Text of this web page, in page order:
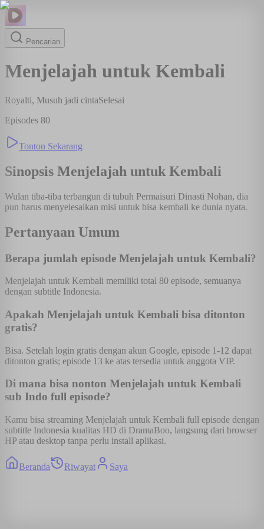
Pencarian
Menjelajah untuk Kembali
Royalti, Musuh jadi cintaSelesai
Episodes 80
Tonton Sekarang
Sinopsis Menjelajah untuk Kembali
Wulan tiba-tiba terbangun di tubuh Permaisuri Dinasti Nohan, dia
pun harus menyelesaikan misi untuk bisa kembali ke dunia nyata.
Pertanyaan Umum
Berapa jumlah episode Menjelajah untuk Kembali?
Menjelajah untuk Kembali memiliki total 80 episode, semuanya
dengan subtitle Indonesia.
Apakah Menjelajah untuk Kembali bisa ditonton
gratis?
Bisa. Setelah login gratis dengan akun Google, episode 1-12 dapat
ditonton gratis; episode 13 ke atas tersedia untuk anggota VIP.
Di mana bisa nonton Menjelajah untuk Kembali
sub Indo full episode?
Kamu bisa streaming Menjelajah untuk Kembali full episode dengan
subtitle Indonesia kualitas HD di DramaBoo, langsung dari browser
HP atau desktop tanpa perlu install aplikasi.
Beranda Riwayat Saya